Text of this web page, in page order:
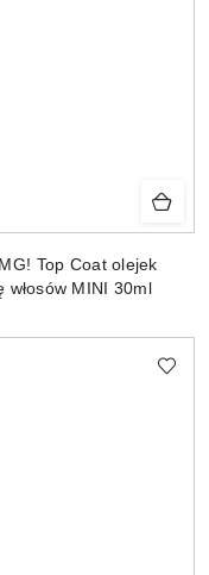
Top Coat olejek
włosów MINI 30ml